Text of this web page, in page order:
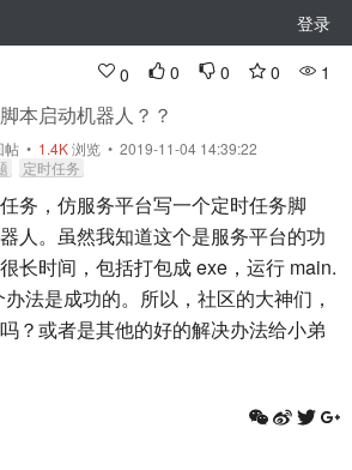
登录
0 0 0 0 1
本启动机器人？？
帖 • 1.4K浏览 • 2019-11-04 14:39:22
定时任务
务，仿服务平台写一个定时任务脚
人。虽然我知道这个是服务平台的功
长时间，包括打包成 exe，运行 main.
法是成功的。所以，社区的大神们，
？或者是其他的好的解决办法给小弟